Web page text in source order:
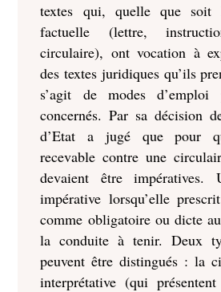
textes qui, quelle que soit
factuelle (lettre,
circulaire), ont vocation à
des textes juridiques qu’ils
s’agit de modes
concernés. Par sa décision
d’Etat a jugé que pour
recevable contre une
devaient être impératives.
impérative lorsqu’elle
comme obligatoire ou dicte
la conduite à tenir. Deux
peuvent être distingués : la
interprétative (qui